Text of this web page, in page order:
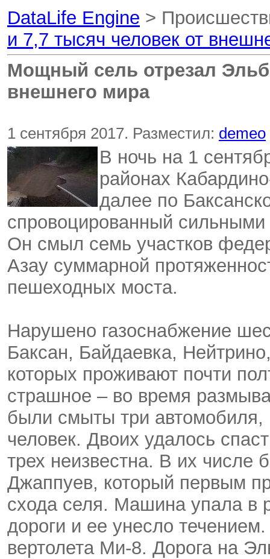
DataLife Engine >
и 7,7 тысяч человек от
Мощный сель отрезал
внешнего мира
1 сентября 2017. Разместил: demeo
В ночь на 1
районах
далее по
спровоцированный
Он смыл семь участков
Азау суммарной
пешеходных моста.
Нарушено газоснабжение
Баксан, Байдаевка,
которых проживают почти
страшное – во время
были смыты три автомобиля,
человек. Двоих удалось
трех неизвестна. В их числе
Джаппуев, который первым
схода селя. Машина упала в
дороги и ее унесло
вертолета Ми-8. Дорога на